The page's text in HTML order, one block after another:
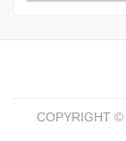
COPYRIGHT ©